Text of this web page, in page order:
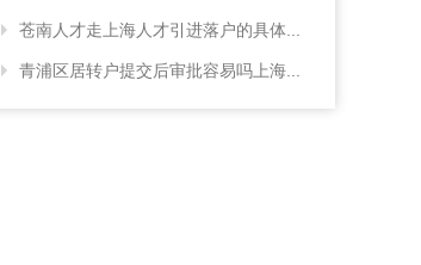
苍南人才走上海人才引进落户的具体...
青浦区居转户提交后审批容易吗上海...